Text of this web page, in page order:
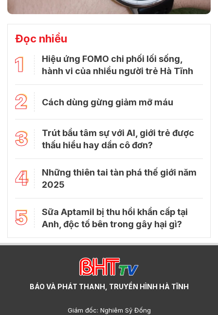
Đọc nhiều
1
Hiệu ứng FOMO chi phối lối sống,
hành vi của nhiều người trẻ Hà Tĩnh
2 Cách dùng gừng giảm mỡ máu
3
Trút bầu tâm sự với Al, giới trẻ được
thấu hiểu hay dần cô đơn?
4
Những thiên tai tàn phá thế giới năm
2025
5
Sữa Aptamil bị thu hồi khẩn cấp tại
Anh, độc tố bên trong gây hại gì?
BÁO VÀ PHÁT THANH, TRUYỀN HÌNH HÀ TĨNH
Giám đốc: Nghiêm Sỹ Đống